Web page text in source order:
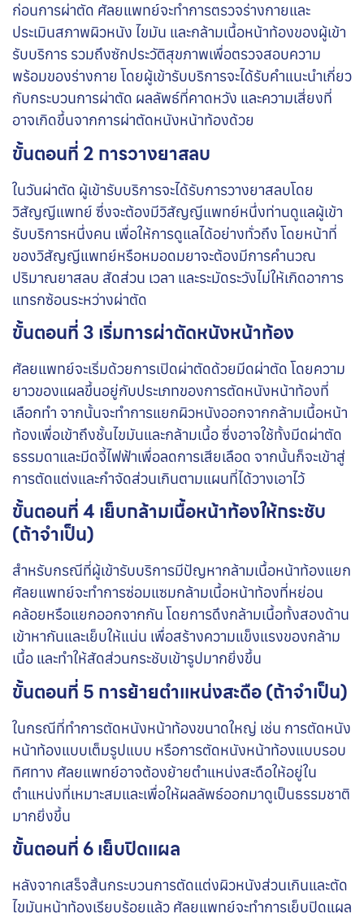
ก่อนการผ่าตัด ศัลยแพทย์จะทำการตรวจร่างกายและ
ประเมินสภาพผิวหนัง ไขมัน และกล้ามเนื้อหน้าท้องของผู้เข้า
รับบริการ รวมถึงซักประวัติสุขภาพเพื่อตรวจสอบความ
พร้อมของร่างกาย โดยผู้เข้ารับบริการจะได้รับคำแนะนำเกี่ยว
กับกระบวนการผ่าตัด ผลลัพธ์ที่คาดหวัง และความเสี่ยงที่
อาจเกิดขึ้นจากการผ่าตัดหนังหน้าท้องด้วย
ขั้นตอนที่ 2 การวางยาสลบ
ในวันผ่าตัด ผู้เข้ารับบริการจะได้รับการวางยาสลบโดย
วิสัญญีแพทย์ ซึ่งจะต้องมีวิสัญญีแพทย์หนึ่งท่านดูแลผู้เข้า
รับบริการหนึ่งคน เพื่อให้การดูแลได้อย่างทั่วถึง โดยหน้าที่
ของวิสัญญีแพทย์หรือหมอดมยาจะต้องมีการคำนวณ
ปริมาณยาสลบ สัดส่วน เวลา และระมัดระวังไม่ให้เกิดอาการ
แทรกซ้อนระหว่างผ่าตัด
ขั้นตอนที่ 3 เริ่มการผ่าตัดหนังหน้าท้อง
ศัลยแพทย์จะเริ่มด้วยการเปิดผ่าตัดด้วยมีดผ่าตัด โดยความ
ยาวของแผลขึ้นอยู่กับประเภทของการตัดหนังหน้าท้องที่
เลือกทำ จากนั้นจะทำการแยกผิวหนังออกจากกล้ามเนื้อหน้า
ท้องเพื่อเข้าถึงชั้นไขมันและกล้ามเนื้อ ซึ่งอาจใช้ทั้งมีดผ่าตัด
ธรรมดาและมีดจี้ไฟฟ้าเพื่อลดการเสียเลือด จากนั้นก็จะเข้าสู่
การตัดแต่งและกำจัดส่วนเกินตามแผนที่ได้วางเอาไว้
ขั้นตอนที่ 4 เย็บกล้ามเนื้อหน้าท้องให้กระชับ
(ถ้าจำเป็น)
สำหรับกรณีที่ผู้เข้ารับบริการมีปัญหากล้ามเนื้อหน้าท้องแยก
ศัลยแพทย์จะทำการซ่อมแซมกล้ามเนื้อหน้าท้องที่หย่อน
คล้อยหรือแยกออกจากกัน โดยการดึงกล้ามเนื้อทั้งสองด้าน
เข้าหากันและเย็บให้แน่น เพื่อสร้างความแข็งแรงของกล้าม
เนื้อ และทำให้สัดส่วนกระชับเข้ารูปมากยิ่งขึ้น
ขั้นตอนที่ 5 การย้ายตำแหน่งสะดือ (ถ้าจำเป็น)
ในกรณีที่ทำการตัดหนังหน้าท้องขนาดใหญ่ เช่น การตัดหนัง
หน้าท้องแบบเต็มรูปแบบ หรือการตัดหนังหน้าท้องแบบรอบ
ทิศทาง ศัลยแพทย์อาจต้องย้ายตำแหน่งสะดือให้อยู่ใน
ตำแหน่งที่เหมาะสมและเพื่อให้ผลลัพธ์ออกมาดูเป็นธรรมชาติ
มากยิ่งขึ้น
ขั้นตอนที่ 6 เย็บปิดแผล
หลังจากเสร็จสิ้นกระบวนการตัดแต่งผิวหนังส่วนเกินและตัด
ไขมันหน้าท้องเรียบร้อยแล้ว ศัลยแพทย์จะทำการเย็บปิดแผล